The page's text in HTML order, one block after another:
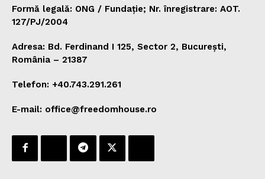
Formă legală: ONG / Fundație; Nr. înregistrare: AOT.
127/PJ/2004
Adresa: Bd. Ferdinand I 125, Sector 2, București,
România – 21387
Telefon: +40.743.291.261
E-mail: office@freedomhouse.ro